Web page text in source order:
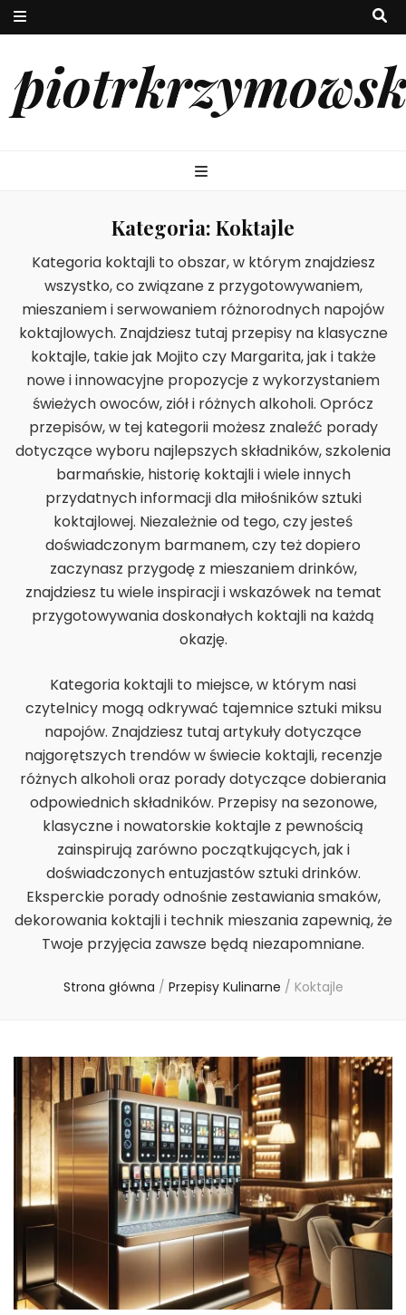
Kategoria: Koktajle
Kategoria koktajli to obszar, w którym znajdziesz
wszystko, co związane z przygotowywaniem,
mieszaniem i serwowaniem różnorodnych napojów
koktajlowych. Znajdziesz tutaj przepisy na klasyczne
koktajle, takie jak Mojito czy Margarita, jak i także
nowe i innowacyjne propozycje z wykorzystaniem
świeżych owoców, ziół i różnych alkoholi. Oprócz
przepisów, w tej kategorii możesz znaleźć porady
dotyczące wyboru najlepszych składników, szkolenia
barmańskie, historię koktajli i wiele innych
przydatnych informacji dla miłośników sztuki
koktajlowej. Niezależnie od tego, czy jesteś
doświadczonym barmanem, czy też dopiero
zaczynasz przygodę z mieszaniem drinków,
znajdziesz tu wiele inspiracji i wskazówek na temat
przygotowywania doskonałych koktajli na każdą
okazję.
Kategoria koktajli to miejsce, w którym nasi
czytelnicy mogą odkrywać tajemnice sztuki miksu
napojów. Znajdziesz tutaj artykuły dotyczące
najgorętszych trendów w świecie koktajli, recenzje
różnych alkoholi oraz porady dotyczące dobierania
odpowiednich składników. Przepisy na sezonowe,
klasyczne i nowatorskie koktajle z pewnością
zainspirują zarówno początkujących, jak i
doświadczonych entuzjastów sztuki drinków.
Eksperckie porady odnośnie zestawiania smaków,
dekorowania koktajli i technik mieszania zapewnią, że
Twoje przyjęcia zawsze będą niezapomniane.
Strona główna / Przepisy Kulinarne / Koktajle